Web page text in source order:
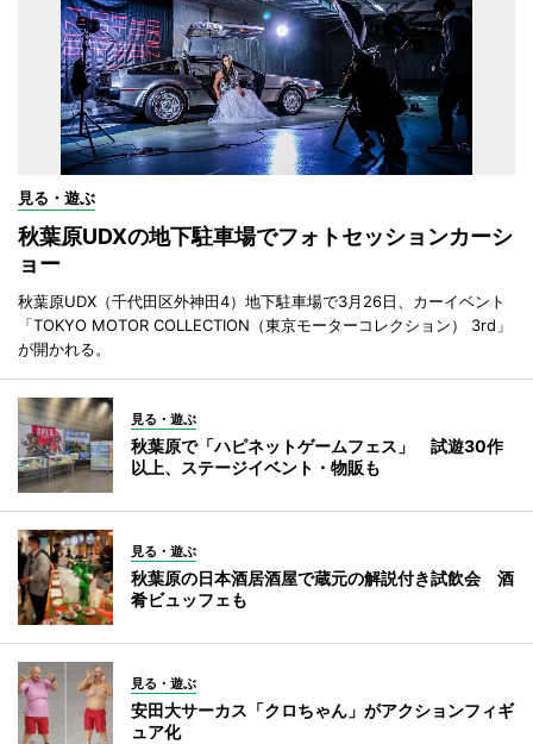
見る・遊ぶ
秋葉原UDXの地下駐車場でフォトセッションカーシ
ョー
秋葉原UDX（千代田区外神田4）地下駐車場で3月26日、カーイベント
「TOKYO MOTOR COLLECTION（東京モーターコレクション） 3rd」
が開かれる。
見る・遊ぶ
秋葉原で「ハピネットゲームフェス」 試遊30作
以上、ステージイベント・物販も
見る・遊ぶ
秋葉原の日本酒居酒屋で蔵元の解説付き試飲会 酒
肴ビュッフェも
見る・遊ぶ
安田大サーカス「クロちゃん」がアクションフィギ
ュア化